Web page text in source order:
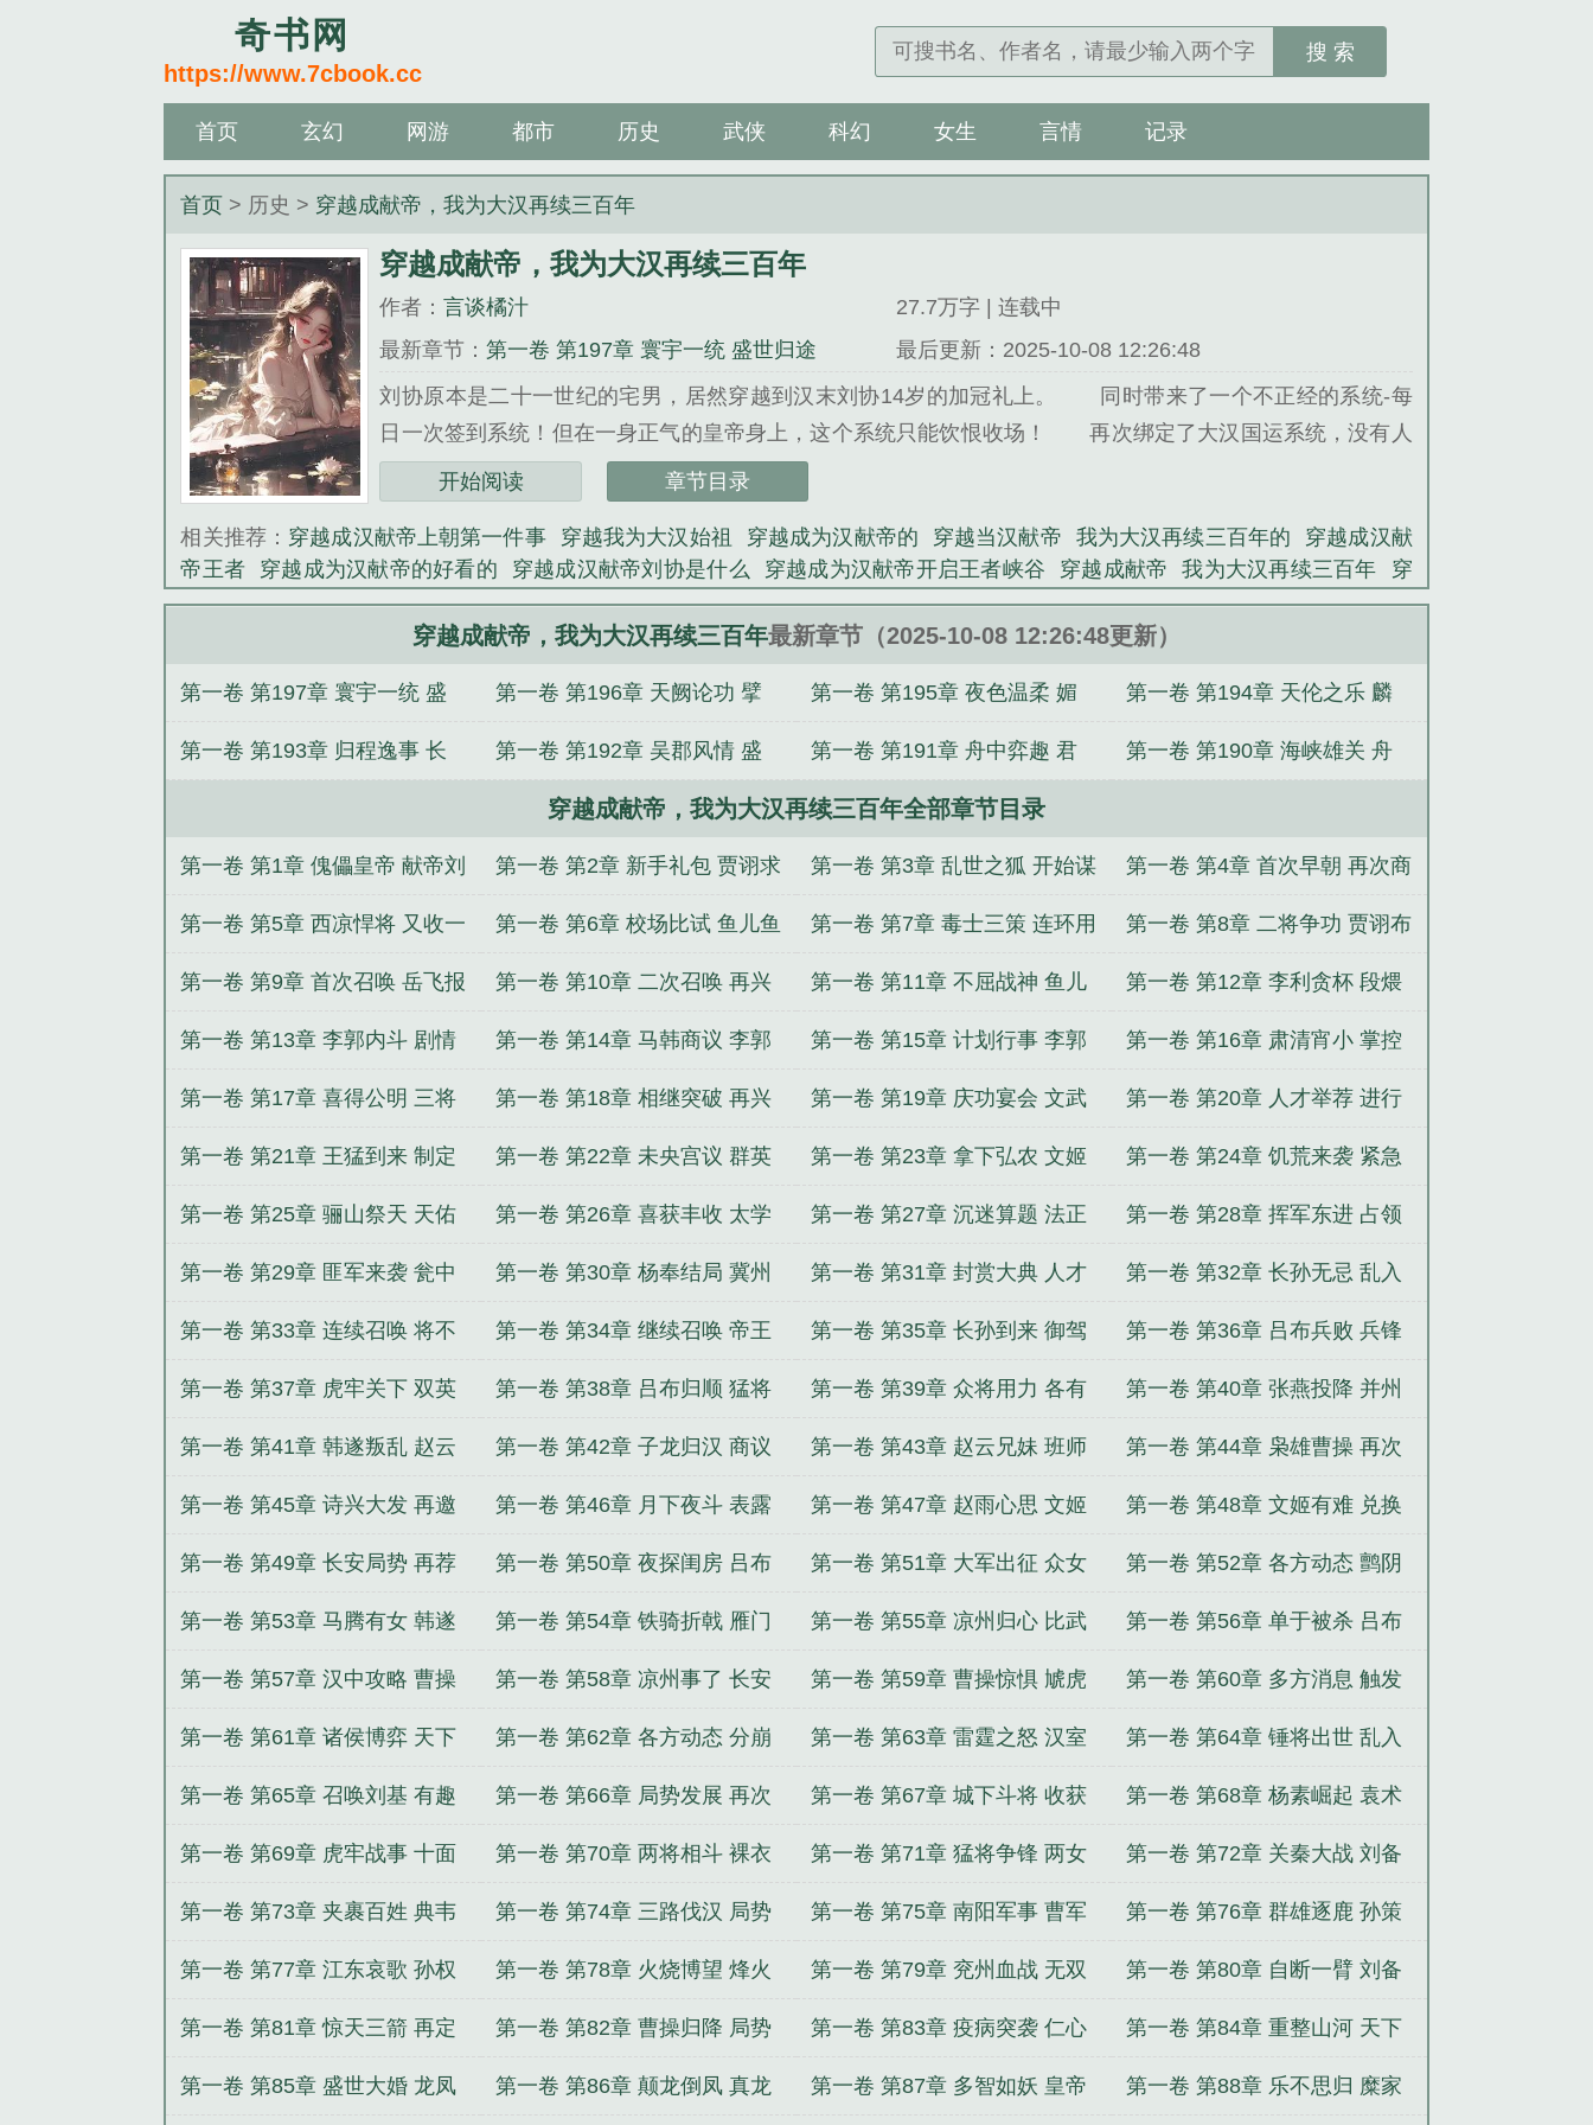
奇书网
https://www.7cbook.cc
搜 索
首页 玄幻 网游 都市 历史 武侠 科幻 女生 言情 记录
首页 > 历史 > 穿越成献帝，我为大汉再续三百年
穿越成献帝，我为大汉再续三百年
作者：言谈橘汁
27.7万字 | 连载中
最新章节：第一卷 第197章 寰宇一统 盛世归途
最后更新：2025-10-08 12:26:48
刘协原本是二十一世纪的宅男，居然穿越到汉末刘协14岁的加冠礼上。 同时带来了一个不正经的系统-每
日一次签到系统！但在一身正气的皇帝身上，这个系统只能饮恨收场！ 再次绑定了大汉国运系统，没有人
手？召唤岳飞…...
《穿越成献帝，我为大汉再续三百年》是言谈橘汁精心创作的历史类小说。
开始阅读 章节目录
相关推荐： 穿越成汉献帝上朝第一件事 穿越我为大汉始祖 穿越成为汉献帝的 穿越当汉献帝 我为大汉再续三百年的
穿越成汉献
帝王者
穿越成为汉献帝的好看的 穿越成汉献帝刘协是什么 穿越成为汉献帝开启王者峡谷 穿越成献帝 我为大汉再续三百年
穿
越成献帝我为大汉再续三百年 穿越为汉献帝刘协 开启王者峡谷召唤英雄 平定天下 主角穿越成刘协的 我为大汉再续三百年免费
穿越当汉献帝翻盘的 穿越成汉献帝系统 穿越成汉献帝的有哪些 穿越到大汉当汉献帝 穿越成了汉献帝的
醒系统
穿越成汉献帝 穿越成汉献帝的 穿越成为汉献帝刘协的 穿越我是汉献帝 穿越为汉献帝觉醒系统 穿越变汉献帝 穿越成为
穿越成献帝，我为大汉再续三百年最新章节（2025-10-08 12:26:48更新）
第一卷 第197章 寰宇一统 盛
世归途
第一卷 第196章 天阙论功 擘
画寰宇
第一卷 第195章 夜色温柔 媚
心暗藏
第一卷 第194章 天伦之乐 麟
儿初显
第一卷 第193章 归程逸事 长 第一卷 第192章 吴郡风情 盛
世初显
第一卷 第191章 舟中弈趣 君
臣同乐
第一卷 第190章 海峡雄关 舟
穿越成献帝，我为大汉再续三百年全部章节目录
第一卷 第1章 傀儡皇帝 献帝刘
协
第一卷 第2章 新手礼包 贾诩求
见
第一卷 第3章 乱世之狐 开始谋
划
第一卷 第4章 首次早朝 再次商
议
第一卷 第5章 西凉悍将 又收一
员
第一卷 第6章 校场比试 鱼儿鱼
饵
第一卷 第7章 毒士三策 连环用
计
第一卷 第8章 二将争功 贾诩布
局
第一卷 第9章 首次召唤 岳飞报
到
第一卷 第10章 二次召唤 再兴
之志
第一卷 第11章 不屈战神 鱼儿
上钩
第一卷 第12章 李利贪杯 段煨
屈服
第一卷 第13章 李郭内斗 剧情
任务
第一卷 第14章 马韩商议 李郭
止兵
第一卷 第15章 计划行事 李郭
授首
第一卷 第16章 肃清宵小 掌控
长安
第一卷 第17章 喜得公明 三将
比斗
第一卷 第18章 相继突破 再兴
逃跑
第一卷 第19章 庆功宴会 文武
百官
第一卷 第20章 人才举荐 进行
召唤
第一卷 第21章 王猛到来 制定
方针
第一卷 第22章 未央宫议 群英
荟萃
第一卷 第23章 拿下弘农 文姬
求助
第一卷 第24章 饥荒来袭 紧急
任务
第一卷 第25章 骊山祭天 天佑
大汉
第一卷 第26章 喜获丰收 太学
建筑
第一卷 第27章 沉迷算题 法正
归心
第一卷 第28章 挥军东进 占领
洛阳
第一卷 第29章 匪军来袭 瓮中
抓鳖
第一卷 第30章 杨奉结局 冀州
之事
第一卷 第31章 封赏大典 人才
需求
第一卷 第32章 长孙无忌 乱入
武将
第一卷 第33章 连续召唤 将不
过李
第一卷 第34章 继续召唤 帝王
蜕变
第一卷 第35章 长孙到来 御驾
亲征
第一卷 第36章 吕布兵败 兵锋
剑指
第一卷 第37章 虎牢关下 双英
对决
第一卷 第38章 吕布归顺 猛将
聚首
第一卷 第39章 众将用力 各有
心思
第一卷 第40章 张燕投降 并州
军团
第一卷 第41章 韩遂叛乱 赵云
求见
第一卷 第42章 子龙归汉 商议
用兵
第一卷 第43章 赵云兄妹 班师
回朝
第一卷 第44章 枭雄曹操 再次
提升
第一卷 第45章 诗兴大发 再邀
比试
第一卷 第46章 月下夜斗 表露
心迹
第一卷 第47章 赵雨心思 文姬
纠结
第一卷 第48章 文姬有难 兑换
血清
第一卷 第49章 长安局势 再荐
人才
第一卷 第50章 夜探闺房 吕布
异动
第一卷 第51章 大军出征 众女
期盼
第一卷 第52章 各方动态 鹯阴
会师
第一卷 第53章 马腾有女 韩遂
授首
第一卷 第54章 铁骑折戟 雁门
鏖战
第一卷 第55章 凉州归心 比武
定情
第一卷 第56章 单于被杀 吕布
发狂
第一卷 第57章 汉中攻略 曹操
暗棋
第一卷 第58章 凉州事了 长安
局势
第一卷 第59章 曹操惊惧 虓虎
落幕
第一卷 第60章 多方消息 触发
任务
第一卷 第61章 诸侯博弈 天下
棋局
第一卷 第62章 各方动态 分崩
离析
第一卷 第63章 雷霆之怒 汉室
扬威
第一卷 第64章 锤将出世 乱入
武将
第一卷 第65章 召唤刘基 有趣
乱入
第一卷 第66章 局势发展 再次
强化
第一卷 第67章 城下斗将 收获
满满
第一卷 第68章 杨素崛起 袁术
身死
第一卷 第69章 虎牢战事 十面
埋伏
第一卷 第70章 两将相斗 裸衣
血战
第一卷 第71章 猛将争锋 两女
英姿
第一卷 第72章 关秦大战 刘备
心酸
第一卷 第73章 夹裹百姓 典韦
断后
第一卷 第74章 三路伐汉 局势
混乱
第一卷 第75章 南阳军事 曹军
之殇
第一卷 第76章 群雄逐鹿 孙策
受伤
第一卷 第77章 江东哀歌 孙权
上位
第一卷 第78章 火烧博望 烽火
四起
第一卷 第79章 兖州血战 无双
突破
第一卷 第80章 自断一臂 刘备
担忧
第一卷 第81章 惊天三箭 再定
漠北
第一卷 第82章 曹操归降 局势
明朗
第一卷 第83章 疫病突袭 仁心
定势
第一卷 第84章 重整山河 天下
棋局
第一卷 第85章 盛世大婚 龙凤 第一卷 第86章 颠龙倒凤 真龙 第一卷 第87章 多智如妖 皇帝 第一卷 第88章 乐不思归 糜家